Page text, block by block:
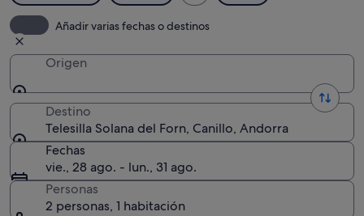
Añadir varias fechas o destinos
Origen
Destino
Telesilla Solana del Forn, Canillo, Andorra
Fechas
vie., 28 ago. - lun., 31 ago.
Personas
2 personas, 1 habitación